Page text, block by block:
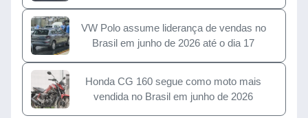
VW Polo assume liderança de vendas no
Brasil em junho de 2026 até o dia 17
Honda CG 160 segue como moto mais
vendida no Brasil em junho de 2026